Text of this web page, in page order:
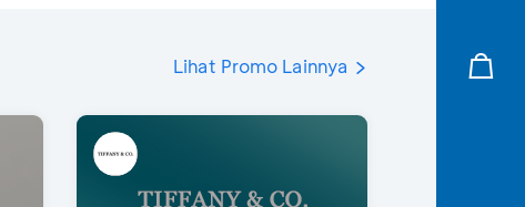
Lihat Promo Lainnya